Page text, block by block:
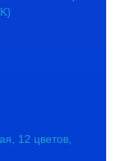
12 цветов,